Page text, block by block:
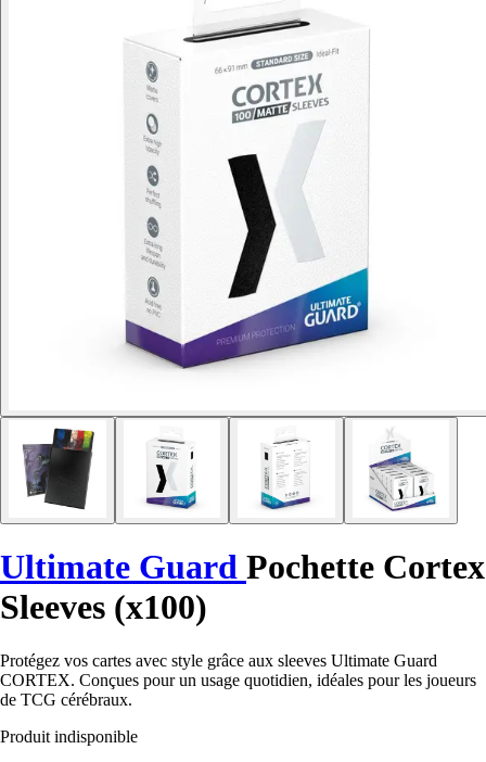
Ultimate Guard Pochette Cortex
Sleeves (x100)
Protégez vos cartes avec style grâce aux sleeves Ultimate Guard
CORTEX. Conçues pour un usage quotidien, idéales pour les joueurs
de TCG cérébraux.
Produit indisponible